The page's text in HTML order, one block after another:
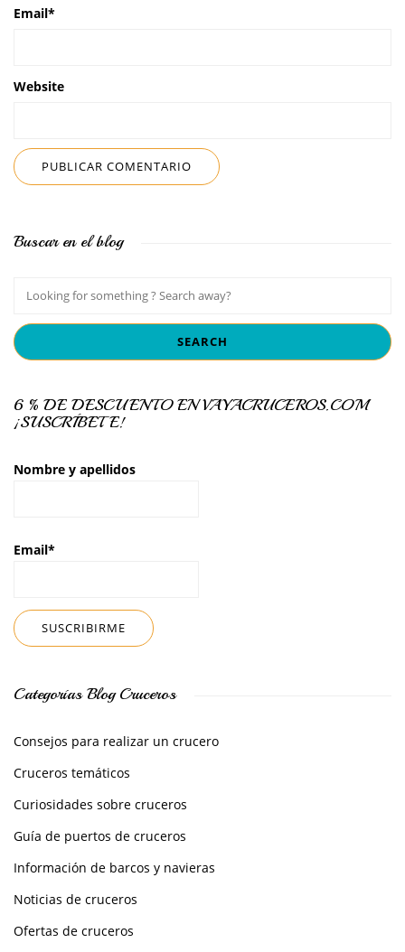
Email*
Website
Buscar en el blog
6 % DE DESCUENTO EN VAYACRUCEROS.COM
¡SUSCRÍBETE!
Nombre y apellidos
Email*
Categorías Blog Cruceros
Consejos para realizar un crucero
Cruceros temáticos
Curiosidades sobre cruceros
Guía de puertos de cruceros
Información de barcos y navieras
Noticias de cruceros
Ofertas de cruceros